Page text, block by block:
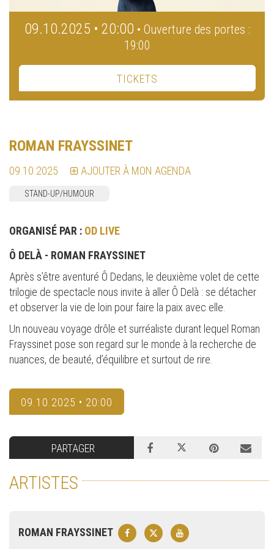
09.10.2025 • 20:00 • Ouverture des portes :
19:00
TICKETS
ROMAN FRAYSSINET
09.10.2025 AJOUTER À MON AGENDA
STAND-UP/HUMOUR
ORGANISÉ PAR : OD LIVE
Ô DELÀ - ROMAN FRAYSSINET
Après s’être aventuré Ô Dedans, le deuxième volet de cette
trilogie de spectacle nous invite à aller Ô Delà : se détacher
et observer la vie de loin pour faire la paix avec elle.
Un nouveau voyage drôle et surréaliste durant lequel Roman
Frayssinet pose son regard sur le monde à la recherche de
nuances, de beauté, d’équilibre et surtout de rire.
09.10.2025 • 20:00
PARTAGER
ARTISTES
ROMAN FRAYSSINET